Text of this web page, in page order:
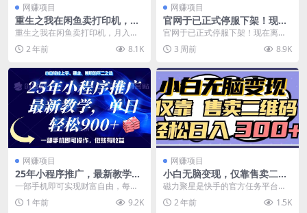
网赚项目
重生之我在闲鱼卖打印机，月
入过万，迎娶白富美，走上人
重生之我在闲鱼卖打印机，月入过
万，迎娶白富美，走上人生巅峰
2 年前 8.1K
网赚项目
官网于已正式停服下架！现在
离线版成了终身免费版，内置
离线版OfficeBox
官网于已正式停服下架！现在离线
版成了终身免费版，内置60+实用
工具，万彩办公大师...
3 周前 8.9K
网赚项目
25年小程序推广，最新教学，
单日轻松变现900+，一部手机
一部手机即可实现财富自由，每天
抽出1个小时时间轻松底日入900
+，这个项目也是我...
1 年前 9.2K
网赚项目
小白无脑变现，仅靠售卖二维
码，轻松日入300+
磁力聚星是快手的官方任务平台，
有各种各样的任务，并且在做任务
的过程中还可以获取高...
2 年前 1.5K